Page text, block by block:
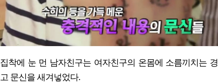
집착에 눈 먼 남자친구는 여자친구의 온몸에 소름끼치는 경
고 문신을 새겨넣었다.